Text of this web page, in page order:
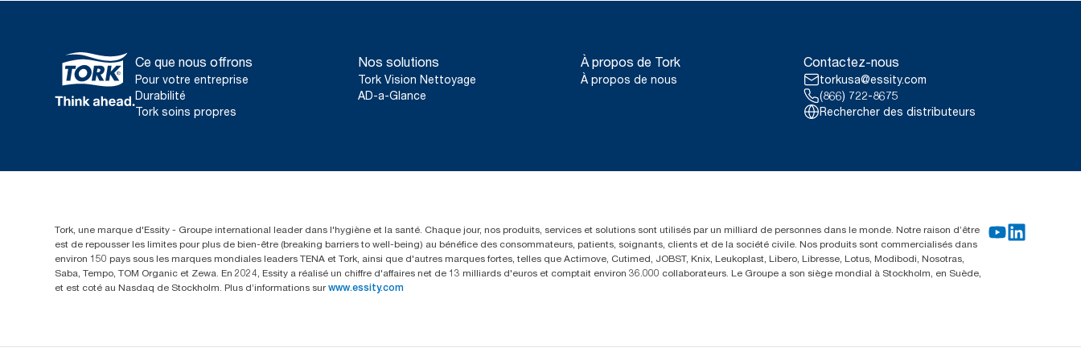
certificats d’énergie renouvelable (Renewable Energy Certificates, REC) pour nos activités de
fabrication de papier. Les réductions d’empreinte carbone qui en ont résulté ont été quantifiées
dans le cadre d’une analyse du cycle de vie, du berceau à la tombe, évaluée par un organisme
Ce que nous offrons
Pour votre entreprise
Durabilité
Tork soins propres
Nos solutions
Tork Vision Nettoyage
AD-a-Glance
À propos de Tork
À propos de nous
Contactez-nous
torkusa@essity.com
(866) 722-8675
Rechercher des distributeurs
Tork, une marque d'Essity - Groupe international leader dans l'hygiène et la santé. Chaque jour, nos produits, services et solutions sont utilisés par un milliard de personnes dans le monde. Notre raison d’être
est de repousser les limites pour plus de bien-être (breaking barriers to well-being) au bénéfice des consommateurs, patients, soignants, clients et de la société civile. Nos produits sont commercialisés dans
environ 150 pays sous les marques mondiales leaders TENA et Tork, ainsi que d'autres marques fortes, telles que Actimove, Cutimed, JOBST, Knix, Leukoplast, Libero, Libresse, Lotus, Modibodi, Nosotras,
Saba, Tempo, TOM Organic et Zewa. En 2024, Essity a réalisé un chiffre d'affaires net de 13 milliards d'euros et comptait environ 36.000 collaborateurs. Le Groupe a son siège mondial à Stockholm, en Suède,
et est coté au Nasdaq de Stockholm. Plus d’informations sur www.essity.com